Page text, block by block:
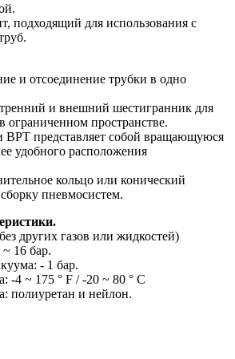
подходящий для использования с
и отсоединение трубки в одно
и внешний шестигранник для
ограниченном пространстве.
BPT представляет собой вращающуюся
удобного расположения
кольцо или конический
пневмосистем.
других газов или жидкостей)
16 бар.
- 1 бар.
-4 ~ 175 ° F / -20 ~ 80 ° C
полиуретан и нейлон.